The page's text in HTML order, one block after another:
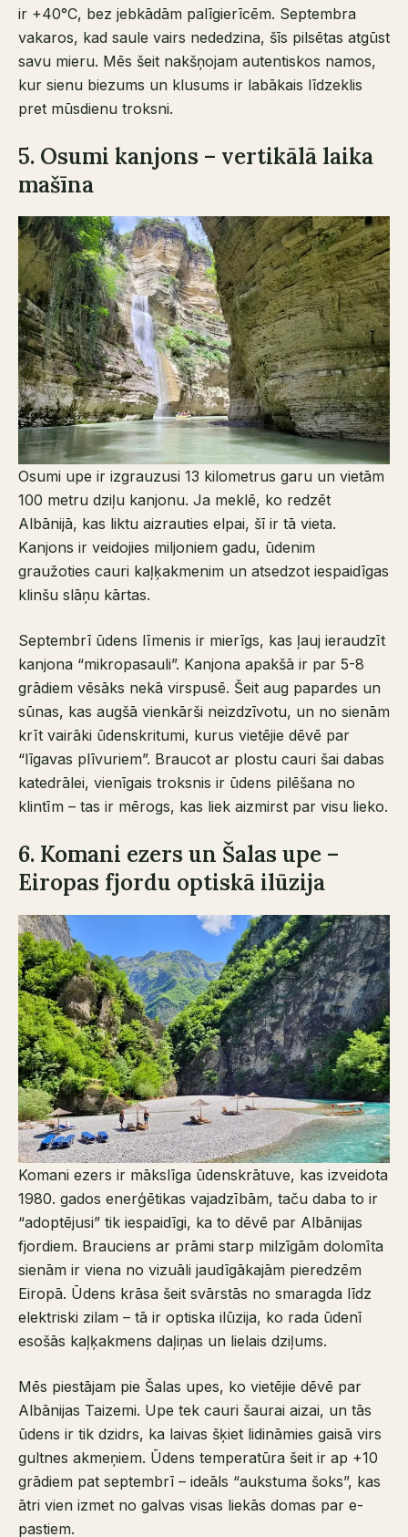
ir +40°C, bez jebkādām palīgierīcēm. Septembra
vakaros, kad saule vairs nededzina, šīs pilsētas atgūst
savu mieru. Mēs šeit nakšņojam autentiskos namos,
kur sienu biezums un klusums ir labākais līdzeklis
pret mūsdienu troksni.
5. Osumi kanjons – vertikālā laika
mašīna
Osumi upe ir izgrauzusi 13 kilometrus garu un vietām
100 metru dziļu kanjonu. Ja meklē, ko redzēt
Albānijā, kas liktu aizrauties elpai, šī ir tā vieta.
Kanjons ir veidojies miljoniem gadu, ūdenim
graužoties cauri kaļķakmenim un atsedzot iespaidīgas
klinšu slāņu kārtas.
Septembrī ūdens līmenis ir mierīgs, kas ļauj ieraudzīt
kanjona “mikropasauli”. Kanjona apakšā ir par 5-8
grādiem vēsāks nekā virspusē. Šeit aug papardes un
sūnas, kas augšā vienkārši neizdzīvotu, un no sienām
krīt vairāki ūdenskritumi, kurus vietējie dēvē par
“līgavas plīvuriem”. Braucot ar plostu cauri šai dabas
katedrālei, vienīgais troksnis ir ūdens pilēšana no
klintīm – tas ir mērogs, kas liek aizmirst par visu lieko.
6. Komani ezers un Šalas upe –
Eiropas fjordu optiskā ilūzija
Komani ezers ir mākslīga ūdenskrātuve, kas izveidota
1980. gados enerģētikas vajadzībām, taču daba to ir
“adoptējusi” tik iespaidīgi, ka to dēvē par Albānijas
fjordiem. Brauciens ar prāmi starp milzīgām dolomīta
sienām ir viena no vizuāli jaudīgākajām pieredzēm
Eiropā. Ūdens krāsa šeit svārstās no smaragda līdz
elektriski zilam – tā ir optiska ilūzija, ko rada ūdenī
esošās kaļķakmens daļiņas un lielais dziļums.
Mēs piestājam pie Šalas upes, ko vietējie dēvē par
Albānijas Taizemi. Upe tek cauri šaurai aizai, un tās
ūdens ir tik dzidrs, ka laivas šķiet lidināmies gaisā virs
gultnes akmeņiem. Ūdens temperatūra šeit ir ap +10
grādiem pat septembrī – ideāls “aukstuma šoks”, kas
ātri vien izmet no galvas visas liekās domas par e-
pastiem.